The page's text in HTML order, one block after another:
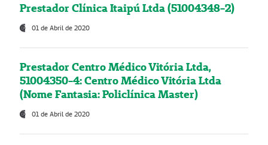
Prestador Clínica Itaipú Ltda (51004348-2)
01 de Abril de 2020
Prestador Centro Médico Vitória Ltda,
51004350-4: Centro Médico Vitória Ltda
(Nome Fantasia: Policlínica Master)
01 de Abril de 2020